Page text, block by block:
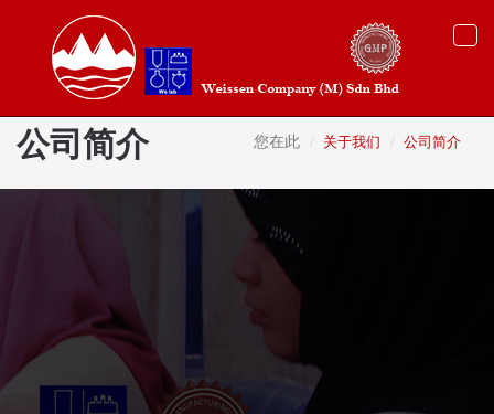
公司简介 您在此 关于我们 公司简介